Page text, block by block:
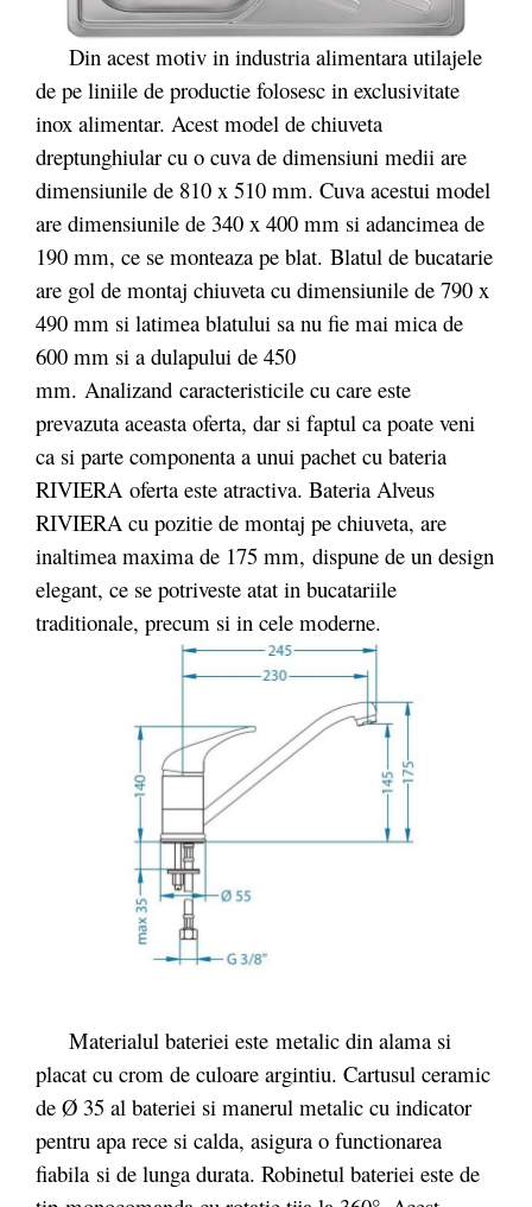
Din acest motiv in industria alimentara utilajele
de pe liniile de productie folosesc in exclusivitate
inox alimentar. Acest model de chiuveta
dreptunghiular cu o cuva de dimensiuni medii are
dimensiunile de 810 x 510 mm. Cuva acestui model
are dimensiunile de 340 x 400 mm si adancimea de
190 mm, ce se monteaza pe blat. Blatul de bucatarie
are gol de montaj chiuveta cu dimensiunile de 790 x
490 mm si latimea blatului sa nu fie mai mica de
600 mm si a dulapului de 450
mm. Analizand caracteristicile cu care este
prevazuta aceasta oferta, dar si faptul ca poate veni
ca si parte componenta a unui pachet cu bateria
RIVIERA oferta este atractiva. Bateria Alveus
RIVIERA cu pozitie de montaj pe chiuveta, are
inaltimea maxima de 175 mm, dispune de un design
elegant, ce se potriveste atat in bucatariile
traditionale, precum si in cele moderne.
Materialul bateriei este metalic din alama si
placat cu crom de culoare argintiu. Cartusul ceramic
de Ø 35 al bateriei si manerul metalic cu indicator
pentru apa rece si calda, asigura o functionarea
fiabila si de lunga durata. Robinetul bateriei este de